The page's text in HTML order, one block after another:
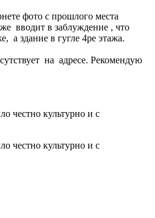
фото с прошлого места
вводит в заблуждение , что
а здание в гугле 4ре этажа.
на адресе. Рекомендую
честно культурно и с
честно культурно и с